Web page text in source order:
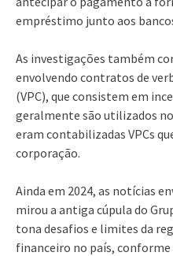
empréstimo junto aos
As investigações também
envolvendo contratos de
(VPC), que consistem em
geralmente são utilizados
eram contabilizadas VPCs
corporação.
Ainda em 2024, as notícias
mirou a antiga cúpula do
tona desafios e limites da
financeiro no país,